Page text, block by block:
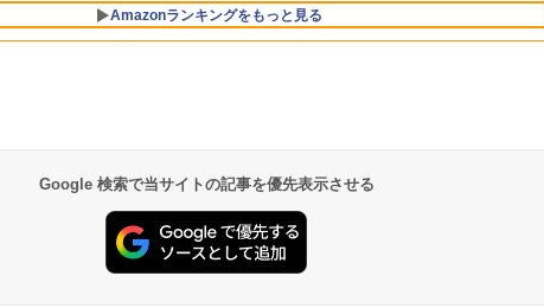
イ、16GBユニファイ
ドメモリ、1TB SSD
非エンジニアのため
のAIコーディング入
ック、16GB、広告な
し
告なし、メタリック
ブラック
し、ブラック (2025
年発売)
イト
Amazonランキングをもっと見る
Google 検索で当サイトの記事を優先表示させる